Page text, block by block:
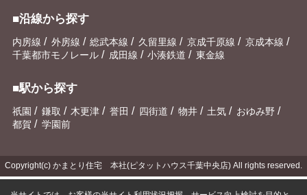
■沿線から探す
内房線 / 外房線 / 総武本線 / 久留里線 / 京成千原線 / 京成本線 /
千葉都市モノレール / 成田線 / 小湊鉄道 / 東金線
■駅から探す
祇園 / 鎌取 / 木更津 / 誉田 / 四街道 / 物井 / 土気 / おゆみ野 /
都賀 / 学園前
Copyright(c) かまとり住宅 本社(ピタットハウス千葉中央店) All rights reserved.